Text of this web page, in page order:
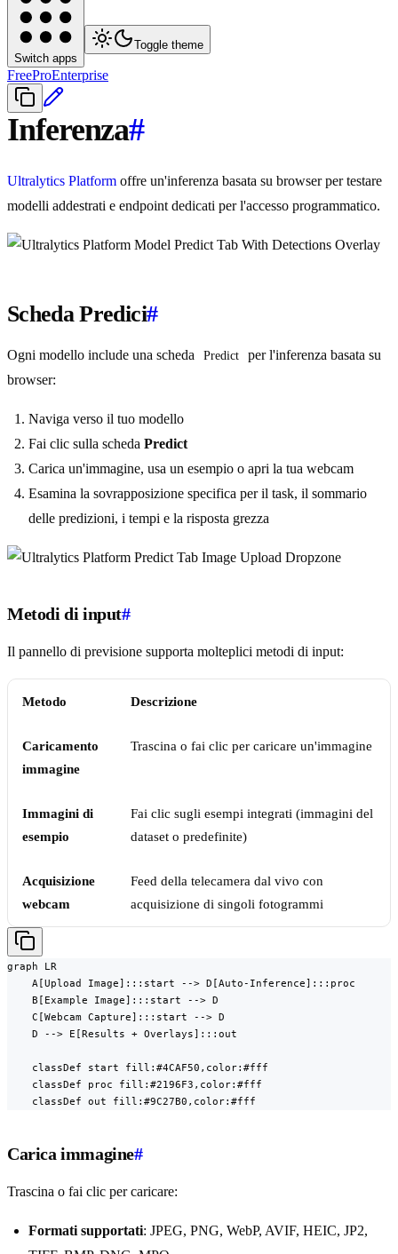
Switch apps
Toggle theme
FreeProEnterprise
Inferenza#
Ultralytics Platform offre un'inferenza basata su browser per testare
modelli addestrati e endpoint dedicati per l'accesso programmatico.
Scheda Predici#
Ogni modello include una scheda Predict
per l'inferenza basata su
browser:
Naviga verso il tuo modello
Fai clic sulla scheda Predict
Carica un'immagine, usa un esempio o apri la tua webcam
Esamina la sovrapposizione specifica per il task, il sommario
delle predizioni, i tempi e la risposta grezza
Metodi di input#
Il pannello di previsione supporta molteplici metodi di input:
Metodo Descrizione
Caricamento
immagine
Trascina o fai clic per caricare un'immagine
Immagini di
esempio
Fai clic sugli esempi integrati (immagini del
dataset o predefinite)
Acquisizione
webcam
Feed della telecamera dal vivo con
acquisizione di singoli fotogrammi
graph LR
    A[Upload Image]:::start --> D[Auto-Inference]:::proc
    B[Example Image]:::start --> D
    C[Webcam Capture]:::start --> D
    D --> E[Results + Overlays]:::out
    classDef start fill:#4CAF50,color:#fff
    classDef proc fill:#2196F3,color:#fff
    classDef out fill:#9C27B0,color:#fff
Carica immagine#
Trascina o fai clic per caricare:
Formati supportati: JPEG, PNG, WebP, AVIF, HEIC, JP2,